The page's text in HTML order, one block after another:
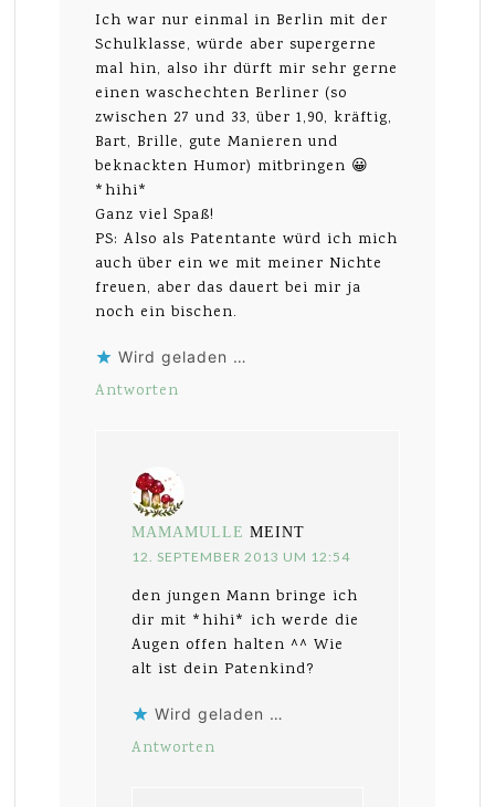
Ich war nur einmal in Berlin mit der
Schulklasse, würde aber supergerne
mal hin, also ihr dürft mir sehr gerne
einen waschechten Berliner (so
zwischen 27 und 33, über 1,90, kräftig,
Bart, Brille, gute Manieren und
beknackten Humor) mitbringen 😀
*hihi*
Ganz viel Spaß!
PS: Also als Patentante würd ich mich
auch über ein we mit meiner Nichte
freuen, aber das dauert bei mir ja
noch ein bischen.
Wird geladen …
Antworten
MAMAMULLE MEINT
12. SEPTEMBER 2013 UM 12:54
den jungen Mann bringe ich
dir mit *hihi* ich werde die
Augen offen halten ^^ Wie
alt ist dein Patenkind?
Wird geladen …
Antworten